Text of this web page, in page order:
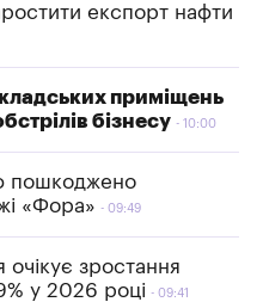
експорт нафти
приміщень
бізнесу
10:00
пошкоджено
«Фора»
09:49
очікує зростання
у 2026 році
09:41